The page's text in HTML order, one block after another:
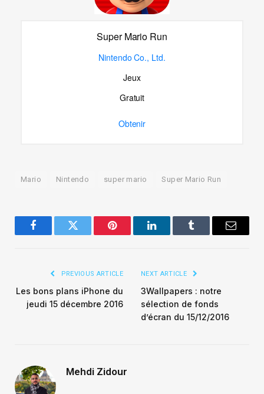
Super Mario Run
Nintendo Co., Ltd.
Jeux
Gratuit
Obtenir
Mario Nintendo super mario Super Mario Run
FacebookTwitter Pinterest LinkedInTumblr Email
PREVIOUS ARTICLE
Les bons plans iPhone du
jeudi 15 décembre 2016
NEXT ARTICLE
3Wallpapers : notre
sélection de fonds
d’écran du 15/12/2016
Mehdi Zidour